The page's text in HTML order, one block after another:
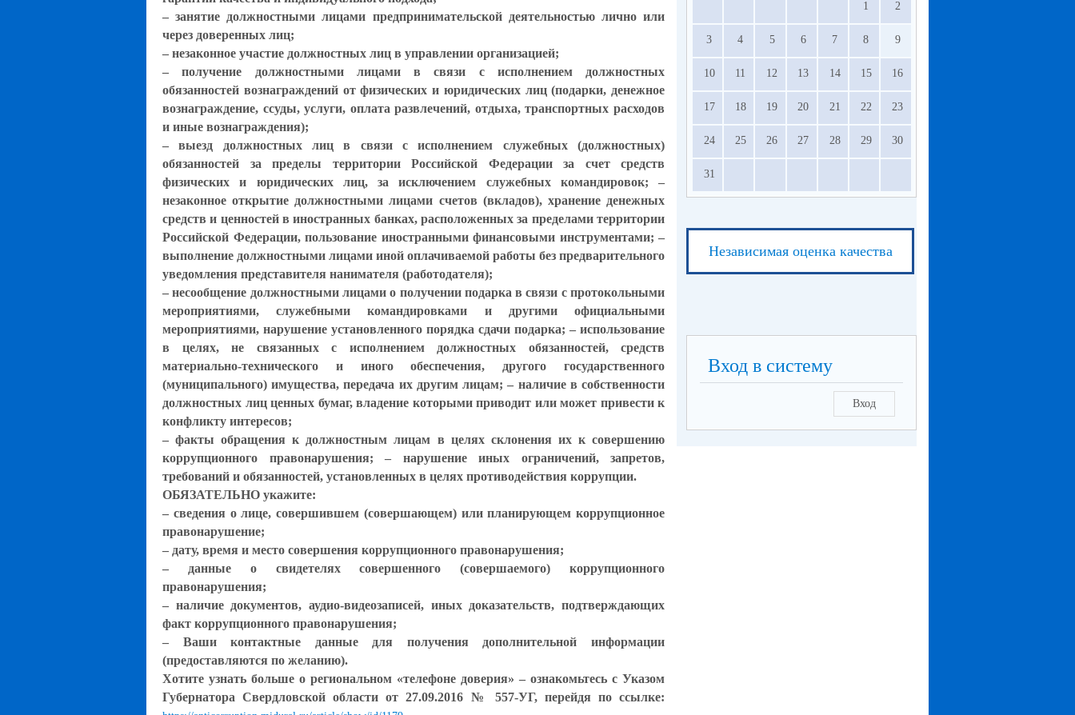
– занятие должностными лицами предпринимательской деятельностью лично или
через доверенных лиц;
– незаконное участие должностных лиц в управлении организацией;
– получение должностными лицами в связи с исполнением должностных
обязанностей вознаграждений от физических и юридических лиц (подарки, денежное
вознаграждение, ссуды, услуги, оплата развлечений, отдыха, транспортных расходов
и иные вознаграждения);
– выезд должностных лиц в связи с исполнением служебных (должностных)
обязанностей за пределы территории Российской Федерации за счет средств
физических и юридических лиц, за исключением служебных командировок; –
незаконное открытие должностными лицами счетов (вкладов), хранение денежных
средств и ценностей в иностранных банках, расположенных за пределами территории
Российской Федерации, пользование иностранными финансовыми инструментами; –
выполнение должностными лицами иной оплачиваемой работы без предварительного
уведомления представителя нанимателя (работодателя);
– несообщение должностными лицами о получении подарка в связи с протокольными
мероприятиями, служебными командировками и другими официальными
мероприятиями, нарушение установленного порядка сдачи подарка; – использование
в целях, не связанных с исполнением должностных обязанностей, средств
материально-технического и иного обеспечения, другого государственного
(муниципального) имущества, передача их другим лицам; – наличие в собственности
должностных лиц ценных бумаг, владение которыми приводит или может привести к
конфликту интересов;
– факты обращения к должностным лицам в целях склонения их к совершению
коррупционного правонарушения; – нарушение иных ограничений, запретов,
требований и обязанностей, установленных в целях противодействия коррупции.
ОБЯЗАТЕЛЬНО укажите:
– сведения о лице, совершившем (совершающем) или планирующем коррупционное
правонарушение;
– дату, время и место совершения коррупционного правонарушения;
– данные о свидетелях совершенного (совершаемого) коррупционного
правонарушения;
– наличие документов, аудио-видеозаписей, иных доказательств, подтверждающих
факт коррупционного правонарушения;
– Ваши контактные данные для получения дополнительной информации
(предоставляются по желанию).
Хотите узнать больше о региональном «телефоне доверия» – ознакомьтесь с Указом
Губернатора Свердловской области от 27.09.2016 № 557-УГ, перейдя по ссылке:
1 2
3 4 5 6 7 8 9
10 11 12 13 14 15 16
17 18 19 20 21 22 23
24 25 26 27 28 29 30
31
Независимая оценка качества
Вход в систему
Вход